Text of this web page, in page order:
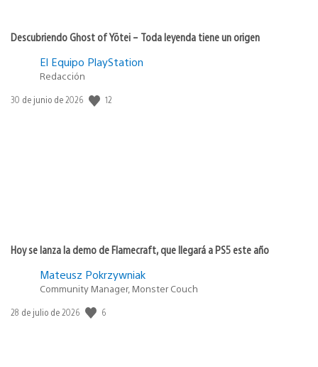
Descubriendo Ghost of Yōtei – Toda leyenda tiene un origen
El Equipo PlayStation
Redacción
Fecha
30 de junio de 2026 12
Hoy se lanza la demo de Flamecraft, que llegará a PS5 este año
Mateusz Pokrzywniak
Community Manager, Monster Couch
Fecha
28 de julio de 2026 6